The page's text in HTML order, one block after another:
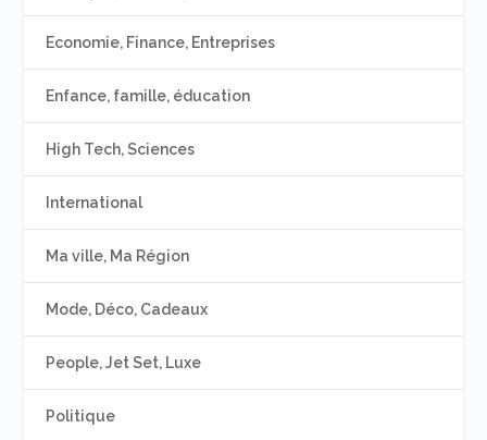
Economie, Finance, Entreprises
Enfance, famille, éducation
High Tech, Sciences
International
Ma ville, Ma Région
Mode, Déco, Cadeaux
People, Jet Set, Luxe
Politique